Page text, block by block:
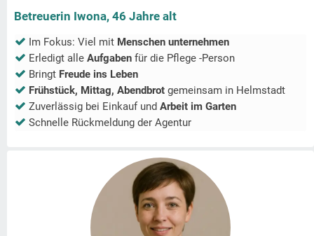
Betreuerin Iwona, 46 Jahre alt
Im Fokus: Viel mit Menschen unternehmen
Erledigt alle Aufgaben für die Pflege -Person
Bringt Freude ins Leben
Frühstück, Mittag, Abendbrot gemeinsam in Helmstadt
Zuverlässig bei Einkauf und Arbeit im Garten
Schnelle Rückmeldung der Agentur